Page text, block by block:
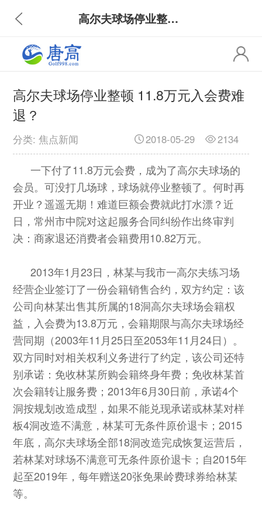
高尔夫球场停业整顿 11.8万元入会费难退？
高尔夫球场停业整顿 11.8万元入会费难
退？
分类: 焦点新闻 2134
2018-05-29
一下付了11.8万元会费，成为了高尔夫球场的
会员。可没打几场球，球场就停业整顿了。何时再
开业？遥遥无期！难道巨额会费就此打水漂？近
日，常州市中院对这起服务合同纠纷作出终审判
决：商家退还消费者会籍费用10.82万元。
2013年1月23日，林某与我市一高尔夫练习场
经营企业签订了一份会籍销售合约，双方约定：该
公司向林某出售其所属的18洞高尔夫球场会籍权
益，入会费为13.8万元，会籍期限与高尔夫球场经
营同期（2003年11月25日至2053年11月24日）。
双方同时对相关权利义务进行了约定，该公司还特
别承诺：免收林某所购会籍终身年费；免收林某首
次会籍转让服务费；2013年6月30日前，承诺4个
洞按规划改造成型，如果不能兑现承诺或林某对样
板4洞改造不满意，林某可无条件原价退卡；2015
年底，高尔夫球场全部18洞改造完成恢复运营后，
若林某对球场不满意可无条件原价退卡；自2015年
起至2019年，每年赠送20张免果岭费球券给林某
等。